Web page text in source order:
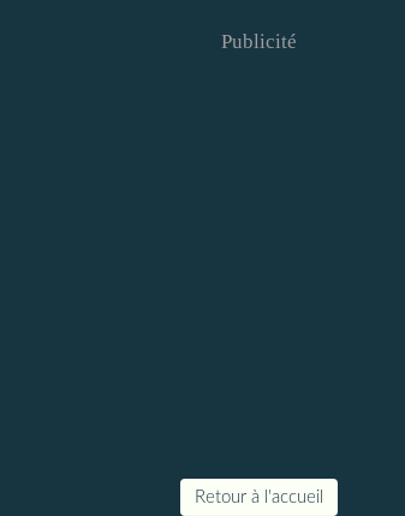
Publicité
Retour à l'accueil